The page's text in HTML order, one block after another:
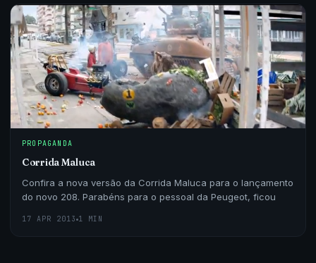
PROPAGANDA
Corrida Maluca
Confira a nova versão da Corrida Maluca para o lançamento
do novo 208. Parabéns para o pessoal da Peugeot, ficou
17 APR 2013 1 MIN